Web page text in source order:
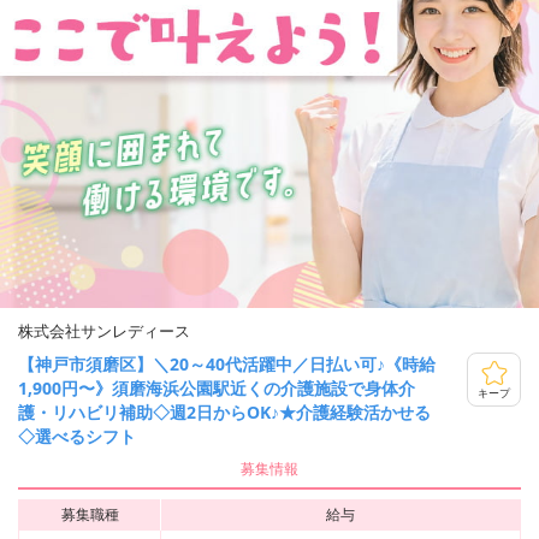
株式会社サンレディース
【神戸市須磨区】＼20～40代活躍中／日払い可♪《時給
1,900円〜》須磨海浜公園駅近くの介護施設で身体介
護・リハビリ補助◇週2日からOK♪★介護経験活かせる
◇選べるシフト
キープ
募集情報
募集職種 給与